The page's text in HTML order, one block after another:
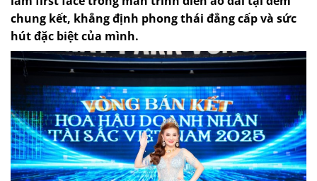
chung kết, khẳng định phong thái đẳng cấp và sức
hút đặc biệt của mình.